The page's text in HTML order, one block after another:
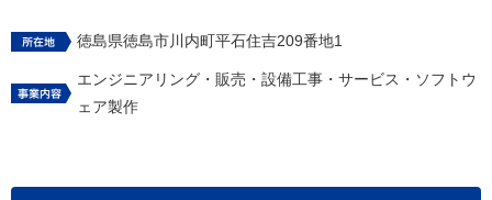
徳島県徳島市川内町平石住吉209番地1
エンジニアリング・販売・設備工事・サービス・ソフトウ
ェア製作